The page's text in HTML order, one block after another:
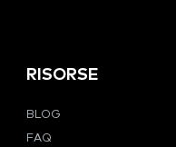
RISORSE
BLOG
FAQ